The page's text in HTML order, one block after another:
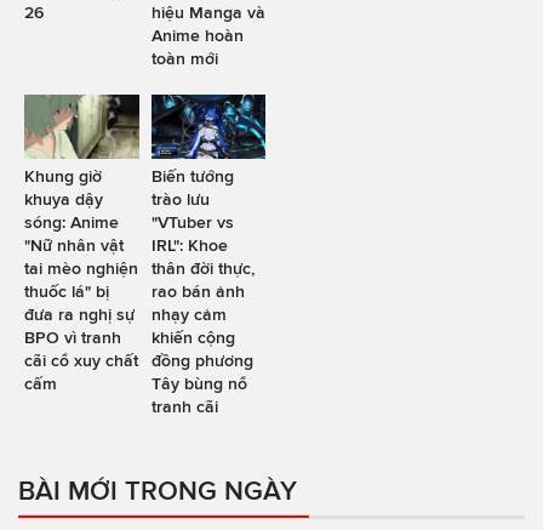
26
hiệu Manga và
Anime hoàn
toàn mới
Khung giờ
khuya dậy
sóng: Anime
"Nữ nhân vật
tai mèo nghiện
thuốc lá" bị
đưa ra nghị sự
BPO vì tranh
cãi cổ xuy chất
cấm
Biến tướng
trào lưu
"VTuber vs
IRL": Khoe
thân đời thực,
rao bán ảnh
nhạy cảm
khiến cộng
đồng phương
Tây bùng nổ
tranh cãi
BÀI MỚI TRONG NGÀY